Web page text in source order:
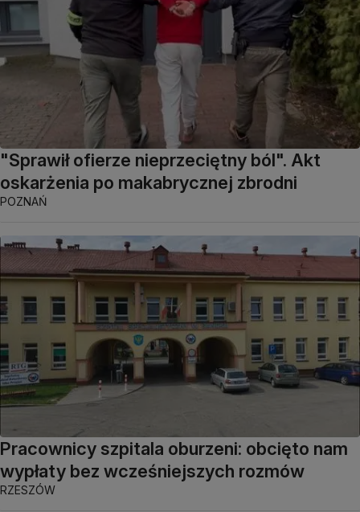
"Sprawił ofierze nieprzeciętny ból". Akt
oskarżenia po makabrycznej zbrodni
POZNAŃ
Pracownicy szpitala oburzeni: obcięto nam
wypłaty bez wcześniejszych rozmów
RZESZÓW